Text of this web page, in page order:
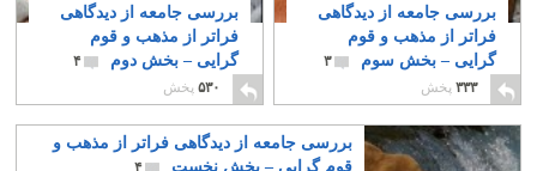
بررسی جامعه از دیدگاهی
فراتر از مذهب و قوم
گرایی – بخش سوم
۳
۳۳۳ پخش
بررسی جامعه از دیدگاهی
فراتر از مذهب و قوم
گرایی – بخش دوم
۴
۵۳۰ پخش
بررسی جامعه از دیدگاهی فراتر از مذهب و
قوم گرایی – بخش نخست
۴